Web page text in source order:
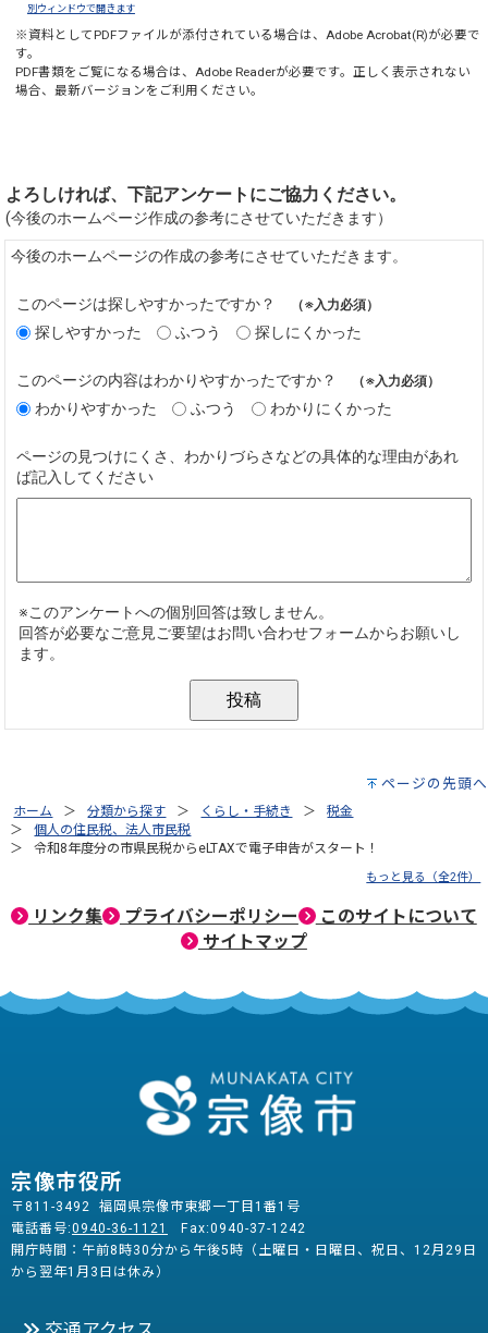
別ウィンドウで開きます
※資料としてPDFファイルが添付されている場合は、 Adobe Acrobat(R)が必要で
す。
PDF書類をご覧になる場合は、 Adobe Readerが必要です。正しく表示されない
場合、最新バージョンをご利用ください。
ページの先頭へ
ホーム 分類から探す くらし・手続き
税金
個人の住民税、法人市民税
令和8年度分の市県民税からeLTAXで電子申告がスタート！
もっと見る（全2件）
リンク集 プライバシーポリシー
このサイトについて
サイトマップ
宗像市役所
〒811-3492 福岡県宗像市東郷一丁目1番1号
電話番号:0940-36-1121
Fax:0940-37-1242
開庁時間：午前8時30分から午後5時（土曜日・日曜日、祝日、12月29日
から翌年1月3日は休み）